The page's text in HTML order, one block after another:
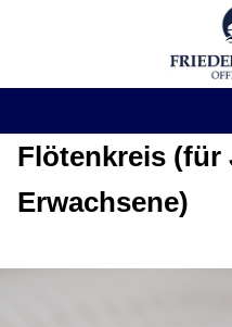
Flötenkreis (für
Erwachsene)